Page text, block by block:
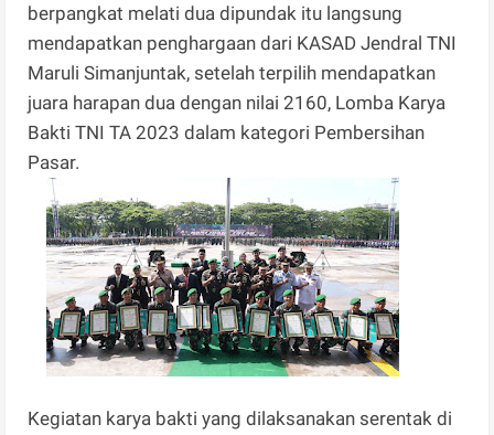
berpangkat melati dua dipundak itu langsung
mendapatkan penghargaan dari KASAD Jendral TNI
Maruli Simanjuntak, setelah terpilih mendapatkan
juara harapan dua dengan nilai 2160, Lomba Karya
Bakti TNI TA 2023 dalam kategori Pembersihan
Pasar.
Kegiatan karya bakti yang dilaksanakan serentak di